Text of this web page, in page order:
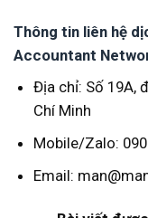
Thông tin liên hệ
Accountant
Địa chỉ: Số 19A,
Chí Minh
Mobile/Zalo:
Email: